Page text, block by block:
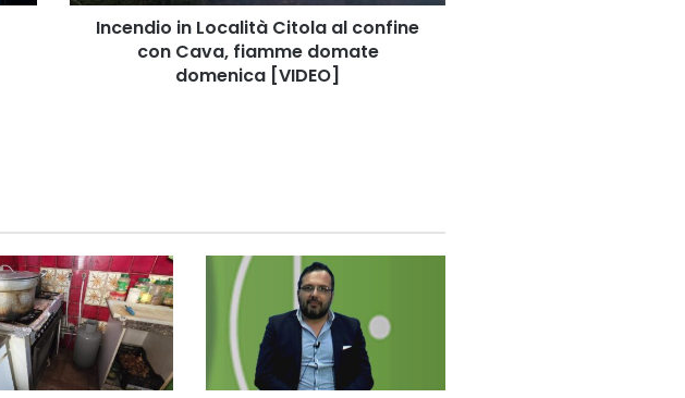
domate
domenica
Incendio in Località Citola al confine
con Cava, fiamme domate
domenica [VIDEO]